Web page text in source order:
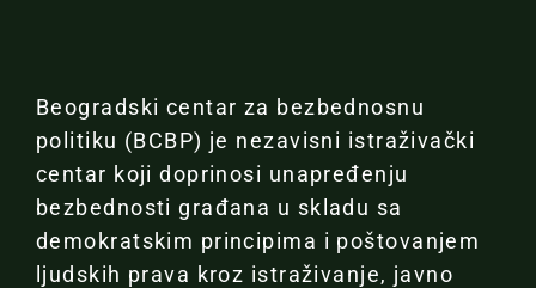
Beogradski centar za bezbednosnu
politiku (BCBP) je nezavisni istraživački
centar koji doprinosi unapređenju
bezbednosti građana u skladu sa
demokratskim principima i poštovanjem
ljudskih prava kroz istraživanje, javno